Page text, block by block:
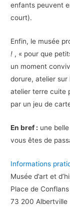
enfants peuvent
court).
Enfin, le musée
! , « pour que
un moment
dorure, atelier sur
atelier terre cuite
par un jeu de
En bref : une
vous êtes de
Informations
Musée d’art et
Place de Conflans
73 200 Albertville